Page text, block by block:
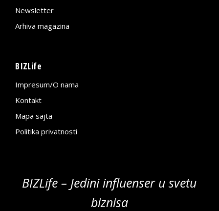
Newsletter
Arhiva magazina
BIZLife
Impresum/O nama
Kontakt
Mapa sajta
Politika privatnosti
BIZLife – Jedini influenser u svetu
biznisa